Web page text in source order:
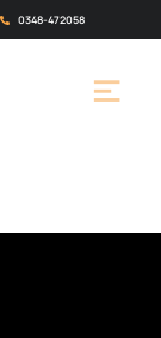
0348-472058